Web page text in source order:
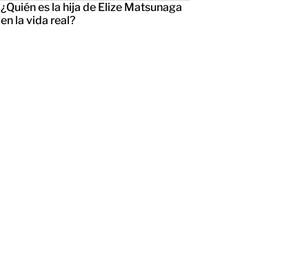
¿Quién es la hija de Elize Matsunaga
en la vida real?